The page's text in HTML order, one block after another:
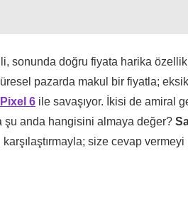
sonunda doğru fiyata harika
pazarda makul bir fiyatla;
6 ile savaşıyor. İkisi de amiral
şu anda hangisini almaya değer?
size cevap